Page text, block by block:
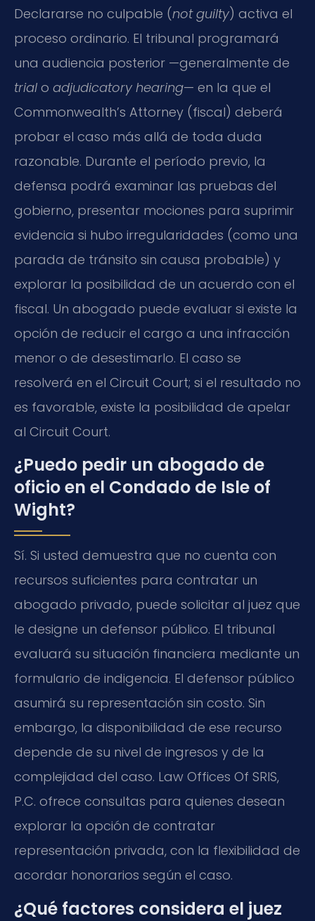
Declararse no culpable (not guilty) activa el
proceso ordinario. El tribunal programará
una audiencia posterior —generalmente de
trial o adjudicatory hearing— en la que el
Commonwealth’s Attorney (fiscal) deberá
probar el caso más allá de toda duda
razonable. Durante el período previo, la
defensa podrá examinar las pruebas del
gobierno, presentar mociones para suprimir
evidencia si hubo irregularidades (como una
parada de tránsito sin causa probable) y
explorar la posibilidad de un acuerdo con el
fiscal. Un abogado puede evaluar si existe la
opción de reducir el cargo a una infracción
menor o de desestimarlo. El caso se
resolverá en el Circuit Court; si el resultado no
es favorable, existe la posibilidad de apelar
al Circuit Court.
¿Puedo pedir un abogado de
oficio en el Condado de Isle of
Wight?
Sí. Si usted demuestra que no cuenta con
recursos suficientes para contratar un
abogado privado, puede solicitar al juez que
le designe un defensor público. El tribunal
evaluará su situación financiera mediante un
formulario de indigencia. El defensor público
asumirá su representación sin costo. Sin
embargo, la disponibilidad de ese recurso
depende de su nivel de ingresos y de la
complejidad del caso. Law Offices Of SRIS,
P.C. ofrece consultas para quienes desean
explorar la opción de contratar
representación privada, con la flexibilidad de
acordar honorarios según el caso.
¿Qué factores considera el juez